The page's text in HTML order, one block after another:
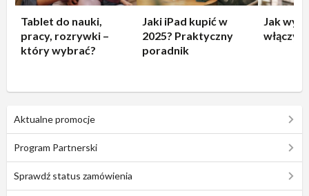
Tablet do nauki,
pracy, rozrywki –
który wybrać?
Jaki iPad kupić w
2025? Praktyczny
poradnik
Jak
włączyć
Aktualne promocje
Program Partnerski
Sprawdź status zamówienia